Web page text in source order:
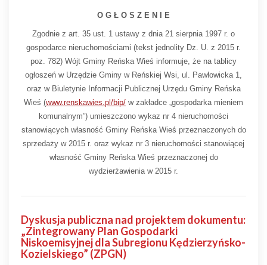
O G Ł O S Z E N I E
Zgodnie z art. 35 ust. 1 ustawy z dnia 21 sierpnia 1997 r. o
gospodarce nieruchomościami (tekst jednolity Dz. U. z 2015 r.
poz. 782) Wójt Gminy Reńska Wieś informuje, że na tablicy
ogłoszeń w Urzędzie Gminy w Reńskiej Wsi, ul. Pawłowicka 1,
oraz w Biuletynie Informacji Publicznej Urzędu Gminy Reńska
Wieś (www.renskawies.pl/bip/ w zakładce „gospodarka mieniem
komunalnym”) umieszczono wykaz nr 4 nieruchomości
stanowiących własność Gminy Reńska Wieś przeznaczonych do
sprzedaży w 2015 r. oraz wykaz nr 3 nieruchomości stanowiącej
własność Gminy Reńska Wieś przeznaczonej do
wydzierżawienia w 2015 r.
Dyskusja publiczna nad projektem dokumentu:
„Zintegrowany Plan Gospodarki
Niskoemisyjnej dla Subregionu Kędzierzyńsko-
Kozielskiego” (ZPGN)